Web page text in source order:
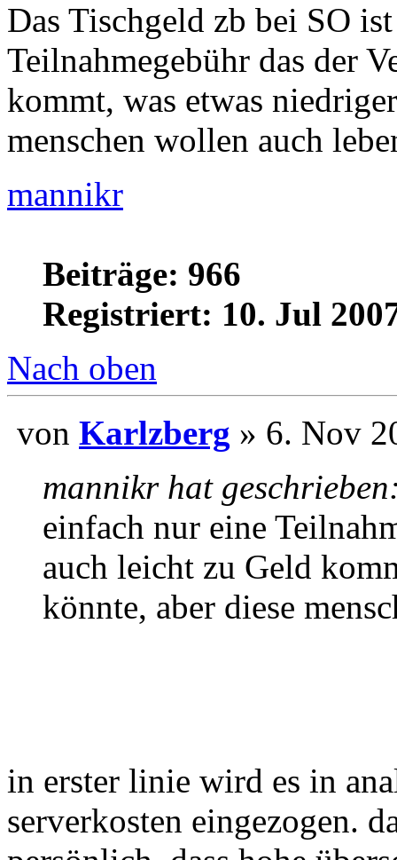
Das Tischgeld zb bei SO
Teilnahmegebühr das der
kommt, was etwas
menschen wollen auch
mannikr
Beiträge: 966
Registriert: 10. Jul
Nach oben
vonKarlzberg
mannikr hat
einfach nur eine
auch leicht zu Geld
in erster linie wird es in